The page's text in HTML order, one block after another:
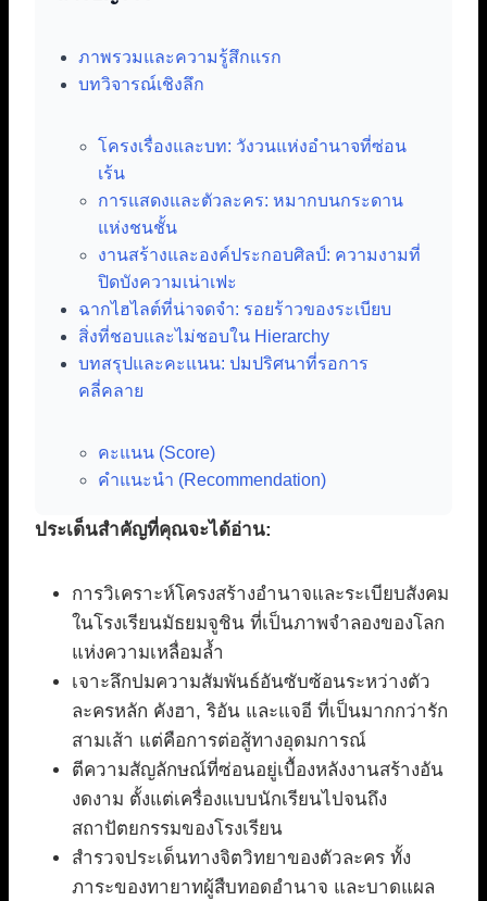
ภาพรวมและความรู้สึกแรก
บทวิจารณ์เชิงลึก
โครงเรื่องและบท: วังวนแห่งอำนาจที่ซ่อน
เร้น
การแสดงและตัวละคร: หมากบนกระดาน
แห่งชนชั้น
งานสร้างและองค์ประกอบศิลป์: ความงามที่
ปิดบังความเน่าเฟะ
ฉากไฮไลต์ที่น่าจดจำ: รอยร้าวของระเบียบ
สิ่งที่ชอบและไม่ชอบใน Hierarchy
บทสรุปและคะแนน: ปมปริศนาที่รอการ
คลี่คลาย
คะแนน (Score)
คำแนะนำ (Recommendation)
ประเด็นสำคัญที่คุณจะได้อ่าน:
การวิเคราะห์โครงสร้างอำนาจและระเบียบสังคม
ในโรงเรียนมัธยมจูชิน ที่เป็นภาพจำลองของโลก
แห่งความเหลื่อมล้ำ
เจาะลึกปมความสัมพันธ์อันซับซ้อนระหว่างตัว
ละครหลัก คังฮา, ริอัน และแจอี ที่เป็นมากกว่ารัก
สามเส้า แต่คือการต่อสู้ทางอุดมการณ์
ตีความสัญลักษณ์ที่ซ่อนอยู่เบื้องหลังงานสร้างอัน
งดงาม ตั้งแต่เครื่องแบบนักเรียนไปจนถึง
สถาปัตยกรรมของโรงเรียน
สำรวจประเด็นทางจิตวิทยาของตัวละคร ทั้ง
ภาระของทายาทผู้สืบทอดอำนาจ และบาดแผล